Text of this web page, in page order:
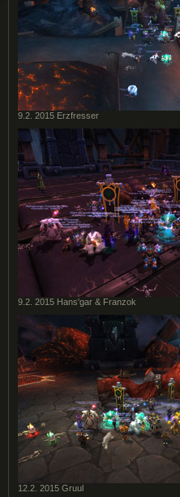
9.2. 2015 Erzfresser
9.2. 2015 Hans'gar & Franzok
12.2. 2015 Gruul